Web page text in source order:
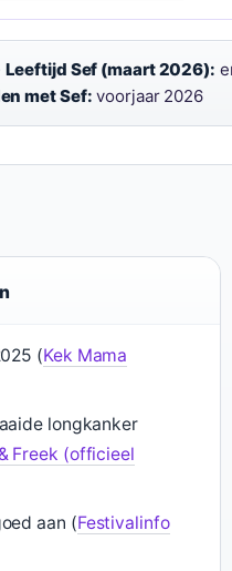
Leeftijd Sef (maart 2026):
met Sef: voorjaar 2026
(Kek Mama
longkanker
Freek (officieel
aan (Festivalinfo